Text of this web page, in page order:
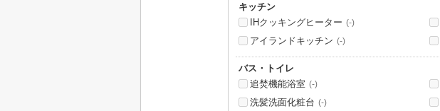
キッチン
IHクッキングヒーター (-)
アイランドキッチン (-)
バス・トイレ
追焚機能浴室 (-)
洗髪洗面化粧台 (-)